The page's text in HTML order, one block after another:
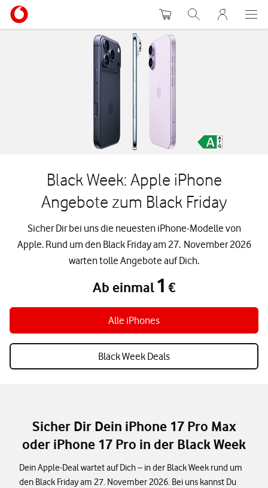
WarenkorbSuche MeinVodafone
Black Week: Apple iPhone
Angebote zum Black Friday
Sicher Dir bei uns die neuesten iPhone-Modelle von
Apple. Rund um den Black Friday am 27. November 2026
warten tolle Angebote auf Dich.
Ab einmal 1 €
Ab einmal1 €
Alle iPhones
Black Week Deals
Sicher Dir Dein iPhone 17 Pro Max
oder iPhone 17 Pro in der Black Week
Dein Apple-Deal wartet auf Dich – in der Black Week rund um
den Black Friday am 27. November 2026. Bei uns kannst Du